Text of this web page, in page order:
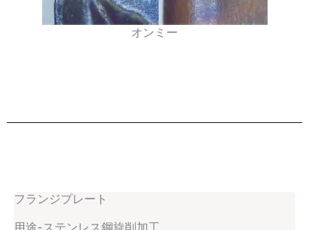
オンミー
フランジプレート
用途-ステンレス鋼旋削加工